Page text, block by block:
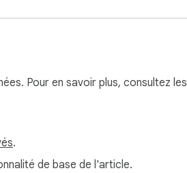
Pour en savoir plus, consultez les
.
de base de l'article.